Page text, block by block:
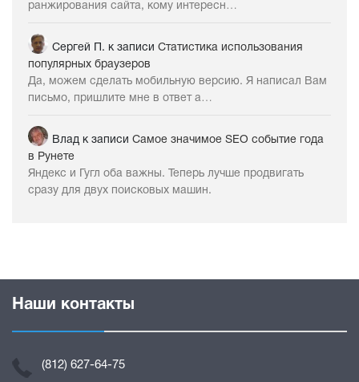
ранжирования сайта, кому интересн…
Сергей П. к записи Статистика использования
популярных браузеров
Да, можем сделать мобильную версию. Я написал Вам
письмо, пришлите мне в ответ а…
Влад к записи Самое значимое SEO событие года
в Рунете
Яндекс и Гугл оба важны. Теперь лучше продвигать
сразу для двух поисковых машин.
Наши контакты
(812) 627-64-75